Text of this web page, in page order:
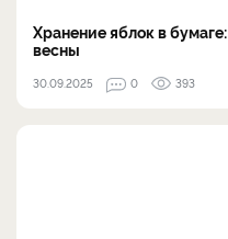
Хранение яблок в
весны
30.09.2025 0 393